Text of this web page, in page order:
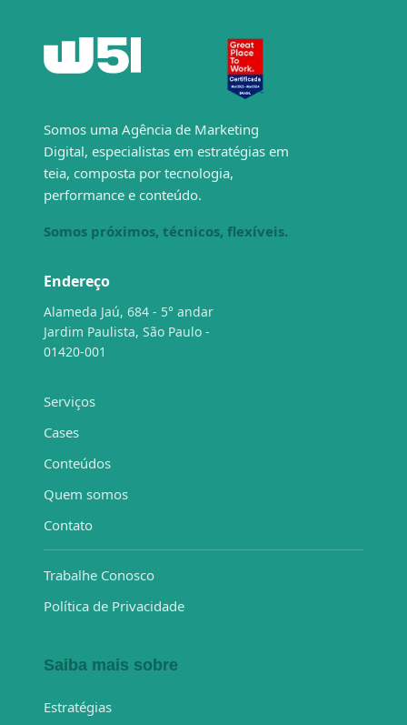
Somos uma Agência de Marketing
Digital, especialistas em estratégias em
teia, composta por tecnologia,
performance e conteúdo.
Somos próximos, técnicos, flexíveis.
Endereço
Alameda Jaú, 684 - 5° andar
Jardim Paulista, São Paulo -
01420-001
Serviços
Cases
Conteúdos
Quem somos
Contato
Trabalhe Conosco
Política de Privacidade
Saiba mais sobre
Estratégias